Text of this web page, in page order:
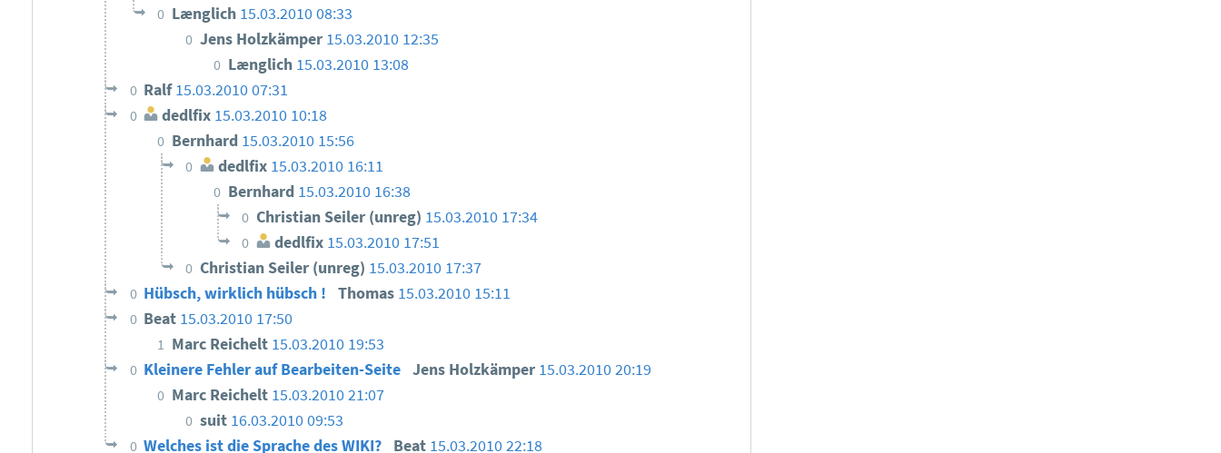
0 Længlich 15.03.2010 08:33
0 Jens Holzkämper 15.03.2010 12:35
0 Længlich 15.03.2010 13:08
0 Ralf15.03.2010 07:31
0 dedlfix 15.03.2010 10:18
0 Bernhard 15.03.2010 15:56
0 dedlfix 15.03.2010 16:11
0 Bernhard 15.03.2010 16:38
0 Christian Seiler (unreg) 15.03.2010 17:34
0 dedlfix 15.03.2010 17:51
0 Christian Seiler (unreg) 15.03.2010 17:37
0 Hübsch, wirklich hübsch ! Thomas 15.03.2010 15:11
0 Beat 15.03.2010 17:50
1 Marc Reichelt 15.03.2010 19:53
0 Kleinere Fehler auf Bearbeiten-Seite Jens Holzkämper 15.03.2010 20:19
0 Marc Reichelt 15.03.2010 21:07
0 suit 16.03.2010 09:53
0 Welches ist die Sprache des WIKI? Beat 15.03.2010 22:18